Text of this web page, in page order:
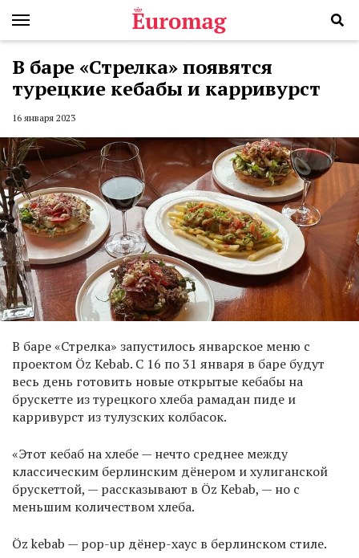
В баре «Стрелка» появятся
турецкие кебабы и карривурст
16 января 2023
В баре «Стрелка» запустилось январское меню с
проектом Öz Kebab. С 16 по 31 января в баре будут
весь день готовить новые открытые кебабы на
брускетте из турецкого хлеба рамадан пиде и
карривурст из тулузских колбасок.
«Этот кебаб на хлебе — нечто среднее между
классическим берлинским дёнером и хулиганской
брускеттой, — рассказывают в Öz Kebab, — но с
меньшим количеством хлеба.
Öz kebab — pop-up дёнер-хаус в берлинском стиле.